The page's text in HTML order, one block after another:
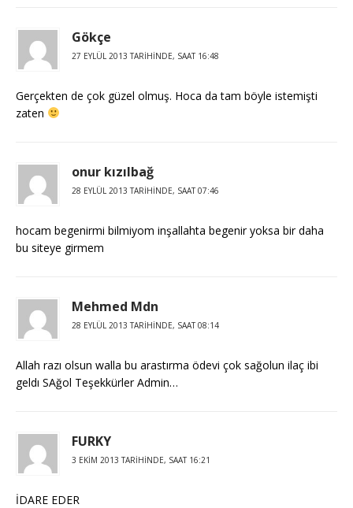
Gökçe
27 EYLÜL 2013 TARIHINDE, SAAT 16:48
Gerçekten de çok güzel olmuş. Hoca da tam böyle istemişti
zaten
onur kızılbağ
28 EYLÜL 2013 TARIHINDE, SAAT 07:46
hocam begenirmi bilmiyom inşallahta begenir yoksa bir daha
bu siteye girmem
Mehmed Mdn
28 EYLÜL 2013 TARIHINDE, SAAT 08:14
Allah razı olsun walla bu arastırma ödevi çok sağolun ilaç ibi
geldı SAğol Teşekkürler Admin…
FURKY
3 EKIM 2013 TARIHINDE, SAAT 16:21
İDARE EDER